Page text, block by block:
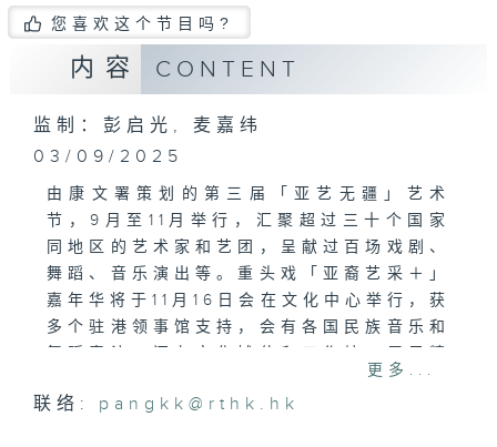
您喜欢这个节目吗?
内容 CONTENT
监制：彭启光, 麦嘉纬
03/09/2025
由康文署策划的第三届「亚艺无疆」艺术
节，9月至11月举行，汇聚超过三十个国家
同地区的艺术家和艺团，呈献过百场戏剧、
舞蹈、音乐演出等。重头戏「亚裔艺采＋」
嘉年华将于11月16日会在文化中心举行，获
多个驻港领事馆支持，会有各国民族音乐和
致的民族传统服饰、手工艺、特色小食等。
更多...
联络: pangkk@rthk.hk